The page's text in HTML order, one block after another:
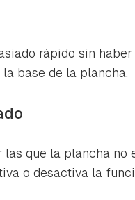
rápido sin
base de la plancha.
que la plancha no
o desactiva la